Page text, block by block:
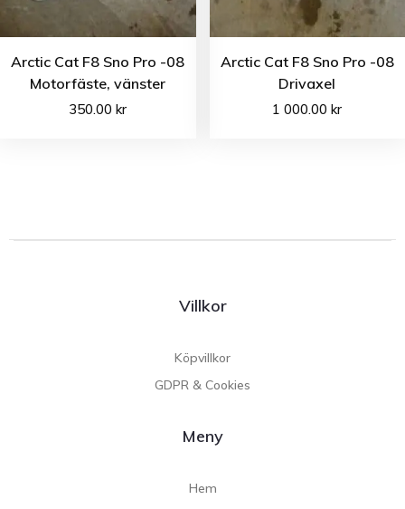
Arctic Cat F8 Sno Pro -08
Motorfäste, vänster
350.00kr
Arctic Cat F8 Sno Pro -08
Drivaxel
1 000.00kr
Villkor
Köpvillkor
GDPR & Cookies
Meny
Hem